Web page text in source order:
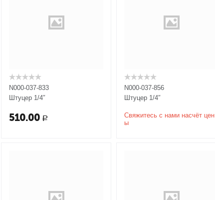
N000-037-833
Штуцер 1/4″
510.00 Р
N000-037-856
Штуцер 1/4″
Свяжитесь с нами насчёт цен
ы